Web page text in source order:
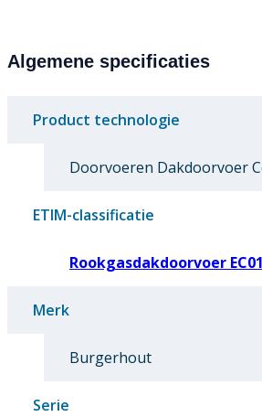
Algemene specificaties
Product technologie
Doorvoeren Dakdoorvoer
ETIM-classificatie
Rookgasdakdoorvoer
Merk
Burgerhout
Serie